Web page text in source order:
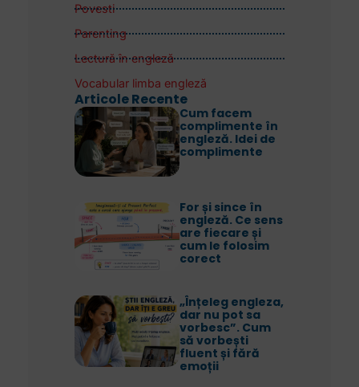
Povesti
Parenting
Lectură în engleză
Vocabular limba engleză
Articole Recente
Cum facem
complimente în
engleză. Idei de
complimente
For și since în
engleză. Ce sens
are fiecare și
cum le folosim
corect
„Înțeleg engleza,
dar nu pot sa
vorbesc”. Cum
să vorbești
fluent și fără
emoții